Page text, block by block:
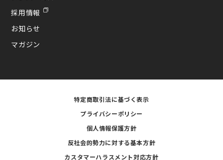
採用情報
お知らせ
マガジン
特定商取引法に基づく表示
プライバシーポリシー
個人情報保護方針
反社会的勢力に対する基本方針
カスタマーハラスメント対応方針